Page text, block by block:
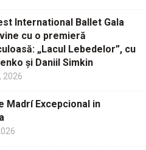
International Ballet Gala
cu o premieră
„Lacul Lebedelor”, cu
și Daniil Simkin
2026
Madrí Excepcional in